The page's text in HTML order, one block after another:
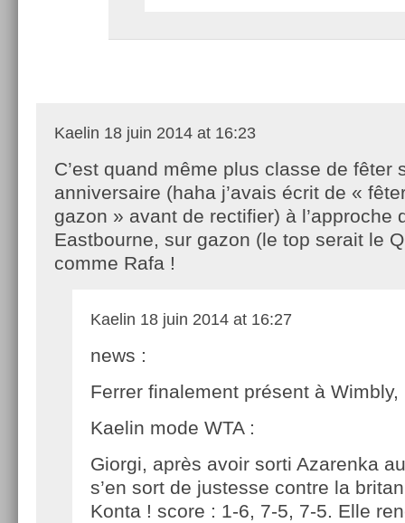
Kaelin 18 juin 2014 at 16:23
C’est quand même plus classe de fêter
anniversaire (haha j’avais écrit de «
gazon » avant de rectifier) à l’approche
Eastbourne, sur gazon (le top serait le
comme Rafa !
Kaelin 18 juin 2014 at 16:27
news :
Ferrer finalement présent à
Kaelin mode WTA :
Giorgi, après avoir sorti Azarenka
s’en sort de justesse contre la
Konta ! score : 1-6, 7-5, 7-5. Elle